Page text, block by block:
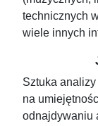
technicznych
wiele innych
Sztuka
na
odnajdywaniu